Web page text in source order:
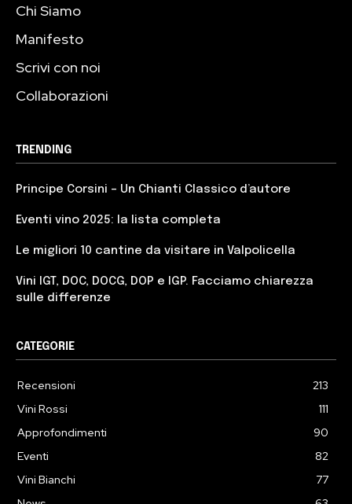
Chi Siamo
Manifesto
Scrivi con noi
Collaborazioni
TRENDING
Principe Corsini – Un Chianti Classico d’autore
Eventi vino 2025: la lista completa
Le migliori 10 cantine da visitare in Valpolicella
Vini IGT, DOC, DOCG, DOP e IGP. Facciamo chiarezza
sulle differenze
CATEGORIE
Recensioni
213
Vini Rossi
111
Approfondimenti
90
Eventi
82
Vini Bianchi
77